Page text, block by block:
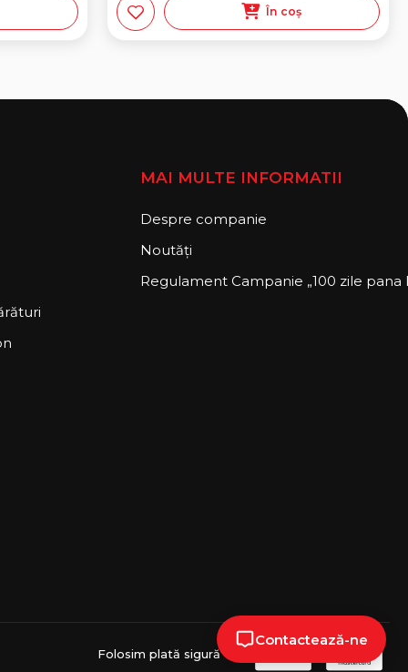
În coș
MAI MULTE INFORMATII
Despre companie
Noutăți
Regulament Campanie „100 zile pana
Folosim plată sigură
Contactează-ne